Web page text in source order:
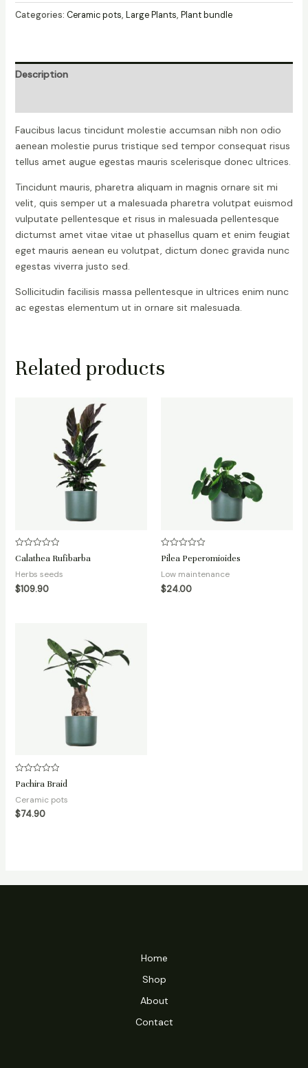
quantity
Categories: Ceramic pots, Large Plants, Plant bundle
Description
Faucibus lacus tincidunt molestie accumsan nibh non odio
aenean molestie purus tristique sed tempor consequat risus
tellus amet augue egestas mauris scelerisque donec ultrices.
Tincidunt mauris, pharetra aliquam in magnis ornare sit mi
velit, quis semper ut a malesuada pharetra volutpat euismod
vulputate pellentesque et risus in malesuada pellentesque
dictumst amet vitae vitae ut phasellus quam et enim feugiat
eget mauris aenean eu volutpat, dictum donec gravida nunc
egestas viverra justo sed.
Sollicitudin facilisis massa pellentesque in ultrices enim nunc
ac egestas elementum ut in ornare sit malesuada.
Related products
Rated
0
out
of
5
Calathea Rufibarba
Herbs seeds
$109.90
Rated
0
out
of
5
Pilea Peperomioides
Low maintenance
$24.00
Rated
0
out
of
5
Pachira Braid
Ceramic pots
$74.90
Home
Shop
About
Contact